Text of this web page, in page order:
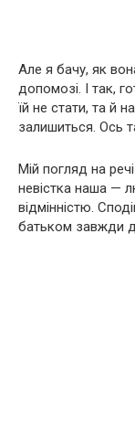
Але я бачу, як
допомозі. І так,
їй не стати, та й
залишиться. Ось
Мій погляд на
невістка наша —
відмінністю.
батьком завжди